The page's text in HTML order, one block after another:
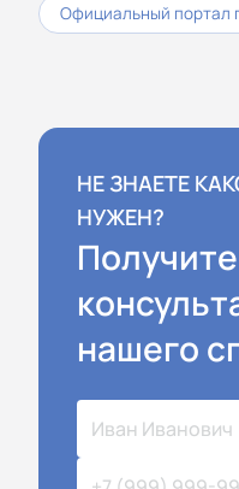
Официальный портал
НЕ ЗНАЕТЕ
НУЖЕН?
Получите
нашего